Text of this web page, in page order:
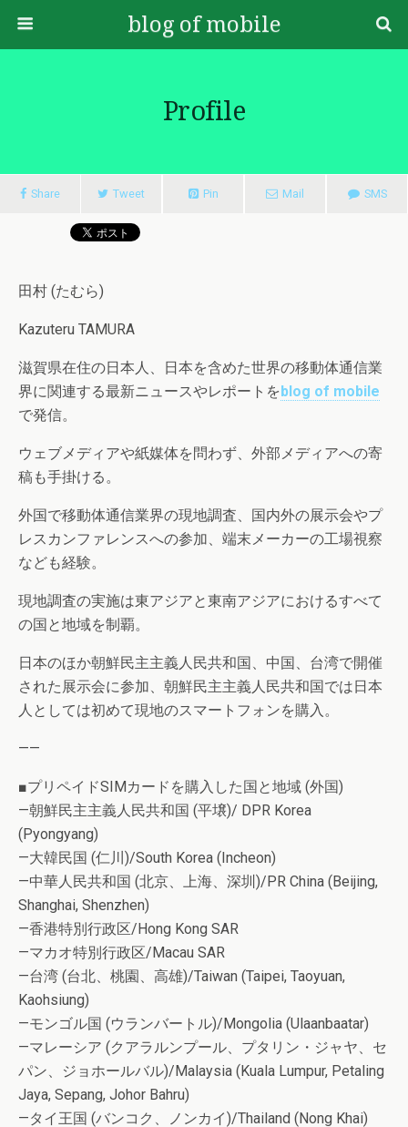
blog of mobile
Profile
Share Tweet Pin Mail SMS
田村 (たむら)
Kazuteru TAMURA
滋賀県在住の日本人、日本を含めた世界の移動体通信業
界に関連する最新ニュースやレポートをblog of mobile
で発信。
ウェブメディアや紙媒体を問わず、外部メディアへの寄
稿も手掛ける。
外国で移動体通信業界の現地調査、国内外の展示会やプ
レスカンファレンスへの参加、端末メーカーの工場視察
なども経験。
現地調査の実施は東アジアと東南アジアにおけるすべて
の国と地域を制覇。
日本のほか朝鮮民主主義人民共和国、中国、台湾で開催
された展示会に参加、朝鮮民主主義人民共和国では日本
人としては初めて現地のスマートフォンを購入。
——
■プリペイドSIMカードを購入した国と地域 (外国)
—朝鮮民主主義人民共和国 (平壌)/ DPR Korea
(Pyongyang)
—大韓民国 (仁川)/South Korea (Incheon)
—中華人民共和国 (北京、上海、深圳)/PR China (Beijing,
Shanghai, Shenzhen)
—香港特別行政区/Hong Kong SAR
—マカオ特別行政区/Macau SAR
—台湾 (台北、桃園、高雄)/Taiwan (Taipei, Taoyuan,
Kaohsiung)
—モンゴル国 (ウランバートル)/Mongolia (Ulaanbaatar)
—マレーシア (クアラルンプール、プタリン・ジャヤ、セ
パン、ジョホールバル)/Malaysia (Kuala Lumpur, Petaling
Jaya, Sepang, Johor Bahru)
—タイ王国 (バンコク、ノンカイ)/Thailand (Nong Khai)